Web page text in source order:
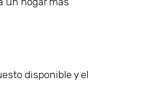
disponible y el